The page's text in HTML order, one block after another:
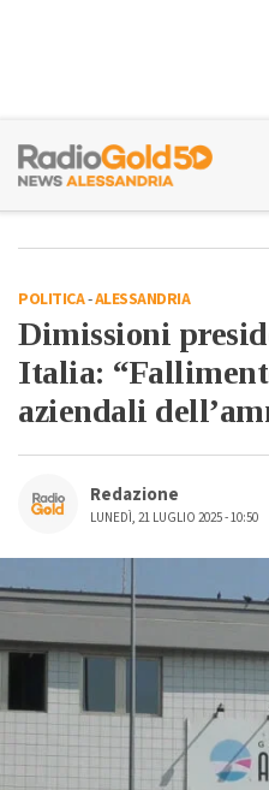
POLITICA-ALESSANDRIA
Dimissioni
Italia:
aziendali
Redazione
LUNEDÌ, 21 LUGLIO 2025 - 10:50